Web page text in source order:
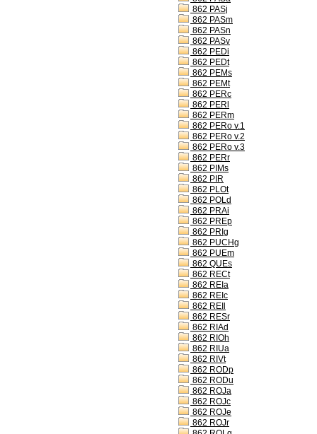
862 PASj
862 PASm
862 PASn
862 PASv
862 PEDi
862 PEDt
862 PEMs
862 PEMt
862 PERc
862 PERl
862 PERm
862 PERo v.1
862 PERo v.2
862 PERo v.3
862 PERr
862 PIMs
862 PIR
862 PLOt
862 POLd
862 PRAi
862 PREp
862 PRIg
862 PUCHg
862 PUEm
862 QUEs
862 RECt
862 REIa
862 REIc
862 REIl
862 RESr
862 RIAd
862 RIOh
862 RIUa
862 RIVt
862 RODp
862 RODu
862 ROJa
862 ROJc
862 ROJe
862 ROJr